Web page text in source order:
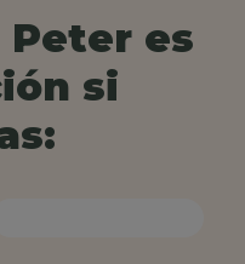
Peter es
si